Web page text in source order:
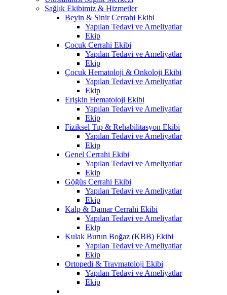
Sağlık Ekibimiz & Hizmetler
Beyin & Sinir Cerrahi Ekibi
Yapılan Tedavi ve Ameliyatlar
Ekip
Çocuk Cerrahi Ekibi
Yapılan Tedavi ve Ameliyatlar
Ekip
Çocuk Hematoloji & Onkoloji Ekibi
Yapılan Tedavi ve Ameliyatlar
Ekip
Erişkin Hematoloji Ekibi
Yapılan Tedavi ve Ameliyatlar
Ekip
Fiziksel Tıp & Rehabilitasyon Ekibi
Yapılan Tedavi ve Ameliyatlar
Ekip
Genel Cerrahi Ekibi
Yapılan Tedavi ve Ameliyatlar
Ekip
Göğüs Cerrahi Ekibi
Yapılan Tedavi ve Ameliyatlar
Ekip
Kalp & Damar Cerrahi Ekibi
Yapılan Tedavi ve Ameliyatlar
Ekip
Kulak Burun Boğaz (KBB) Ekibi
Yapılan Tedavi ve Ameliyatlar
Ekip
Ortopedi & Travmatoloji Ekibi
Yapılan Tedavi ve Ameliyatlar
Ekip